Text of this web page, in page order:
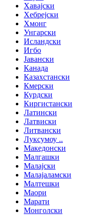
Хавајски
Хебрејски
Хмонг
Унгарски
Исландски
Игбо
Јавански
Канада
Казахстански
Кмерски
Курдски
Киргистански
Латински
Латвиски
Литвански
Луксумоу ..
Македонски
Малгашки
Малајски
Малајаламски
Малтешки
Маори
Марати
Монголски